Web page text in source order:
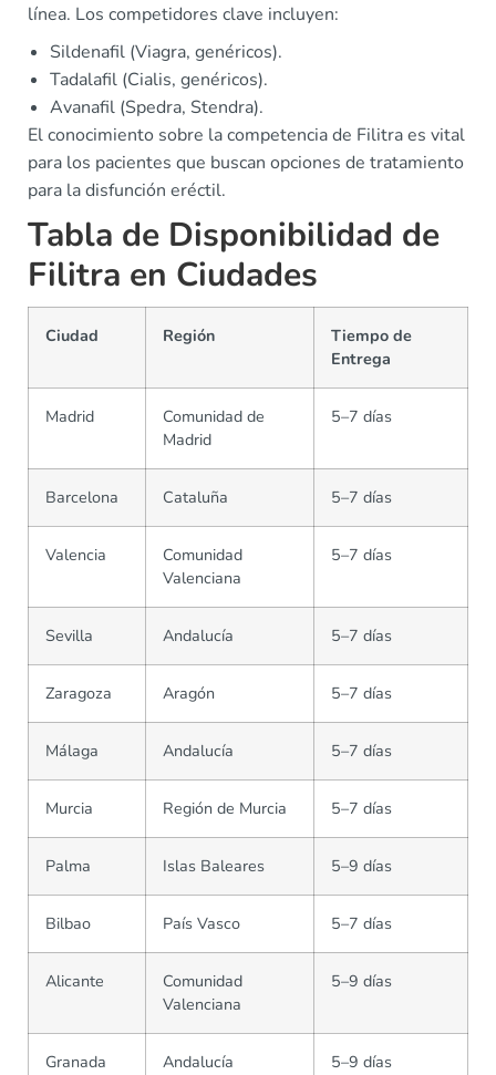
línea. Los competidores clave incluyen:
Sildenafil (Viagra, genéricos).
Tadalafil (Cialis, genéricos).
Avanafil (Spedra, Stendra).
El conocimiento sobre la competencia de Filitra es vital
para los pacientes que buscan opciones de tratamiento
para la disfunción eréctil.
Tabla de Disponibilidad de
Filitra en Ciudades
Ciudad Región
Tiempo de
Entrega
Madrid
Comunidad de
Madrid
5–7 días
Barcelona Cataluña 5–7 días
Valencia
Comunidad
Valenciana
5–7 días
Sevilla Andalucía 5–7 días
Zaragoza Aragón 5–7 días
Málaga Andalucía 5–7 días
Murcia Región de Murcia 5–7 días
Palma Islas Baleares 5–9 días
Bilbao País Vasco 5–7 días
Alicante
Comunidad
Valenciana
5–9 días
Granada Andalucía 5–9 días